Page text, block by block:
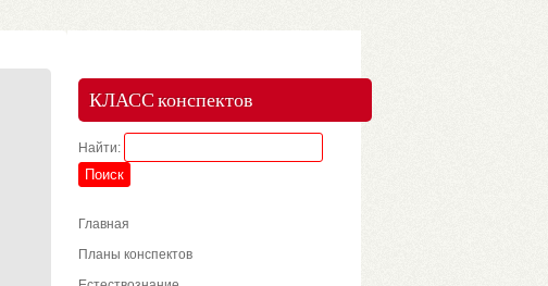
КЛАСС конспектов
Найти:
Главная
Планы конспектов